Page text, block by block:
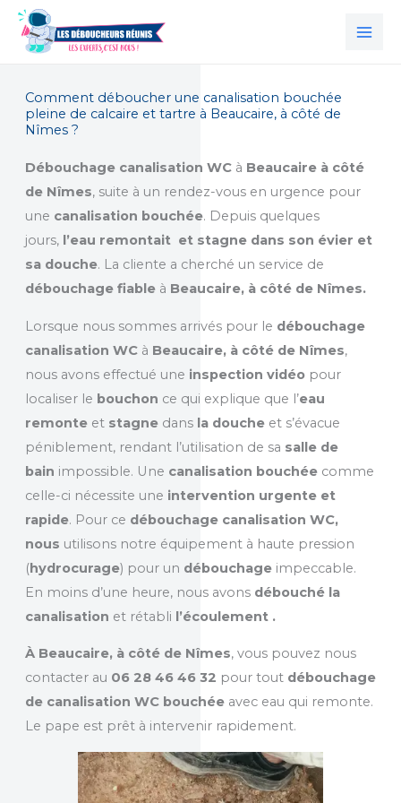
Aller
contenu
Comment déboucher une canalisation bouchée
pleine de calcaire et tartre à Beaucaire, à côté de
Nîmes ?
Débouchage canalisation WCà Beaucaire à côté
de Nîmes, suite à un rendez-vous en urgence pour
une canalisation bouchée. Depuis quelques
jours, l’eau remontait et stagne dans son évier et
sa douche. La cliente a cherché un service de
débouchage fiableà Beaucaire, à côté de Nîmes.
Lorsque nous sommes arrivés pour le débouchage
canalisation WCà Beaucaire, à côté de Nîmes,
nous avons effectué une inspection vidéo pour
localiser le bouchon ce qui explique que l’eau
remonteet stagne dans la doucheet s’évacue
péniblement, rendant l’utilisation de sa salle de
bain impossible. Une canalisation bouchéecomme
celle-ci nécessite une intervention urgente et
rapide. Pour ce débouchage canalisation WC,
nous utilisons notre équipement à haute pression
(hydrocurage) pour un débouchageimpeccable.
En moins d’une heure, nous avons débouché la
canalisation et rétabli l’écoulement .
À Beaucaire, à côté de Nîmes, vous pouvez nous
contacter au 06 28 46 46 32 pour tout débouchage
de canalisation WC bouchéeavec eau qui remonte.
Le pape est prêt à intervenir rapidement.